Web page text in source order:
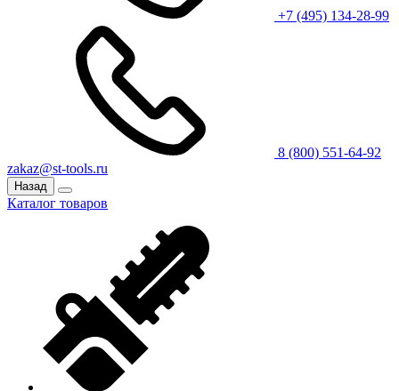
+7 (495) 134-28-99
8 (800) 551-64-92
zakaz@st-tools.ru
Назад
Каталог товаров